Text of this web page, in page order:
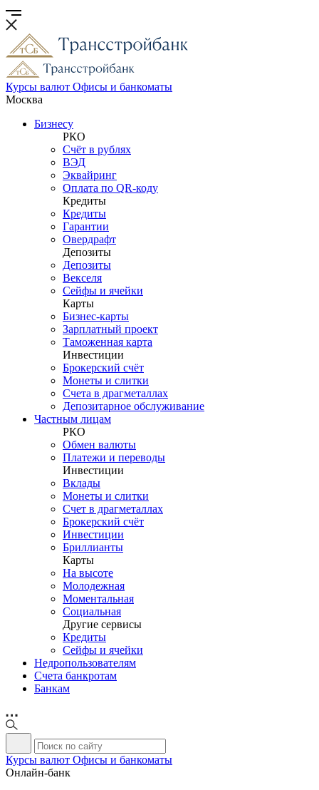
Курсы валют Офисы и банкоматы
Москва
Бизнесу
РКО
Счёт в рублях
ВЭД
Эквайринг
Оплата по QR-коду
Кредиты
Кредиты
Гарантии
Овердрафт
Депозиты
Депозиты
Векселя
Сейфы и ячейки
Карты
Бизнес-карты
Зарплатный проект
Таможенная карта
Инвестиции
Брокерский счёт
Монеты и слитки
Счета в драгметаллах
Депозитарное обслуживание
Частным лицам
РКО
Обмен валюты
Платежи и переводы
Инвестиции
Вклады
Монеты и слитки
Счет в драгметаллах
Брокерский счёт
Инвестиции
Бриллианты
Карты
На высоте
Молодежная
Моментальная
Социальная
Другие сервисы
Кредиты
Сейфы и ячейки
Недропользователям
Счета банкротам
Банкам
Курсы валют Офисы и банкоматы
Онлайн-банк